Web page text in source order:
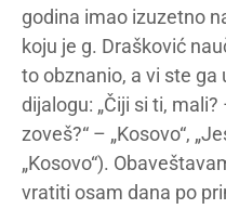
godina imao izuzetno
koju je g. Drašković
to obznanio, a vi ste
dijalogu: „Čiji si ti, mali?
zoveš?“ – „Kosovo“,
„Kosovo“).
vratiti osam dana po